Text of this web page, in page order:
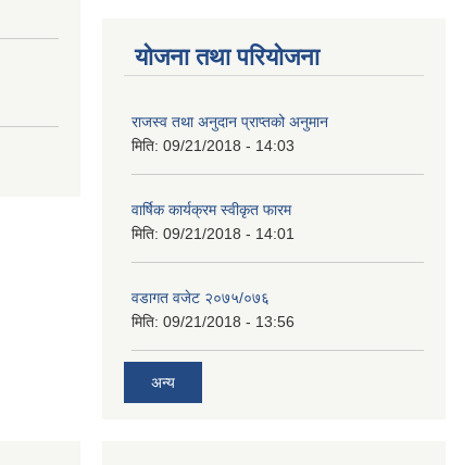
योजना तथा परियोजना
राजस्व तथा अनुदान प्राप्तको अनुमान
मिति: 09/21/2018 - 14:03
वार्षिक कार्यक्रम स्वीकृत फारम
मिति: 09/21/2018 - 14:01
वडागत वजेट २०७५/०७६
मिति: 09/21/2018 - 13:56
अन्य